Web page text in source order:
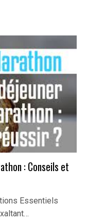
: Conseils et
Essentiels